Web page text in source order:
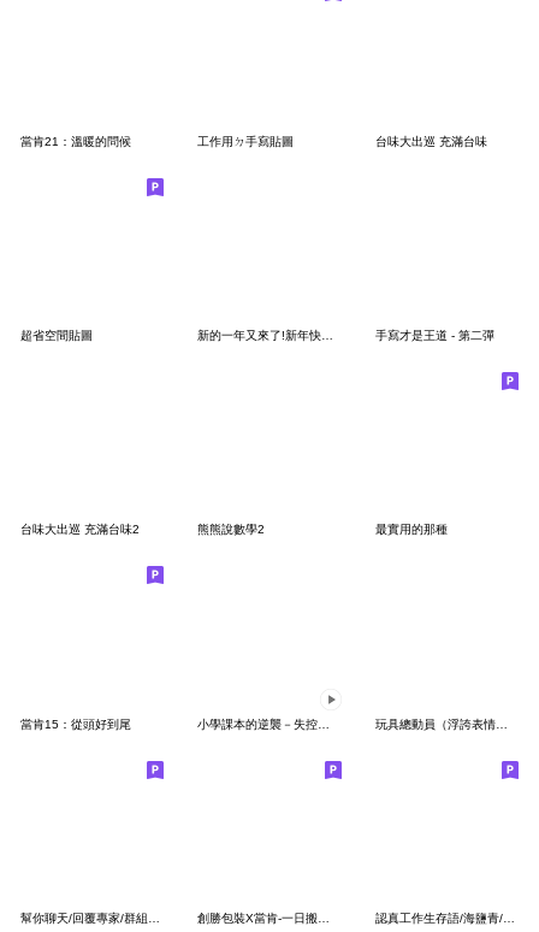
當肯21：溫暖的問候 工作用ㄉ手寫貼圖 台味大出巡 充滿台味
超省空間貼圖 手寫才是王道 - 第二彈
台味大出巡 充滿台味2 熊熊說數學2 最實用的那種
當肯15：從頭好到尾 玩具總動員（浮誇表情大集合）
認真工作生存語/海鹽青/職場打工人必備回覆